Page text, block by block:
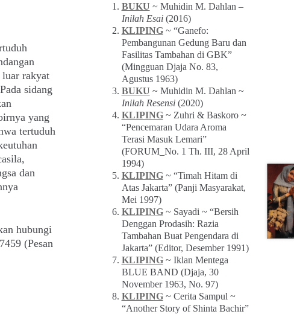
luar rakyat
sidang
yang
tertuduh
dan
hubungi
(Pesan
BUKU ~ Muhidin M. Dahlan –
Inilah Esai(2016)
KLIPING~ “Ganefo:
Pembangunan Gedung Baru dan
Fasilitas Tambahan di GBK”
(Mingguan Djaja No. 83,
Agustus 1963)
BUKU ~ Muhidin M. Dahlan ~
Inilah Resensi(2020)
KLIPING~ Zuhri & Baskoro ~
“Pencemaran Udara Aroma
Terasi Masuk Lemari”
(FORUM_No. 1 Th. III, 28 April
1994)
KLIPING~ “Timah Hitam di
Atas Jakarta” (Panji Masyarakat,
Mei 1997)
KLIPING~ Sayadi ~ “Bersih
Denggan Prodasih: Razia
Tambahan Buat Pengendara di
Jakarta” (Editor, Desember 1991)
KLIPING~ Iklan Mentega
BLUE BAND (Djaja, 30
November 1963, No. 97)
KLIPING~ Cerita Sampul ~
“Another Story of Shinta Bachir”